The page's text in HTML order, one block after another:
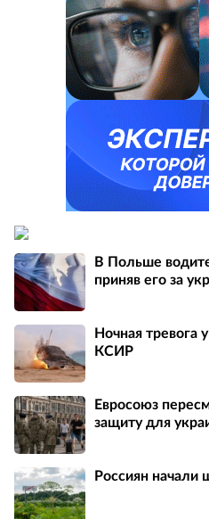
В Польше
приняв его за
Ночная тревога
КСИР
Евросоюз
защиту для
Россиян начали